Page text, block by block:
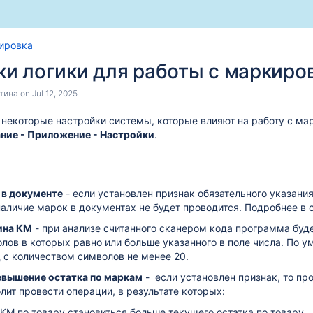
№713(6)
end
of
banner
start
banner
логики для работы с
on Jul 12, 2025
настройки системы, которые влияют на работу с
- Приложение - Настройки.
документе - если установлен признак обязательного
марок в документах не будет проводится. Подробнее в
КМ - при анализе считанного сканером кода программа
в которых равно или больше указанного в поле числа. По
с количеством символов не менее 20.
остатка по маркам - если установлен признак, то
провести операции, в результате которых: